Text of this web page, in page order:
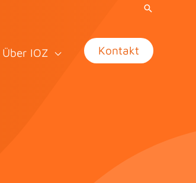
Über IOZ Kontakt